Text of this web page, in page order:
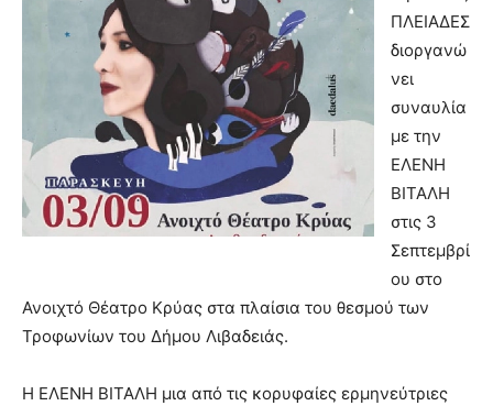
ΠΛΕΙΑΔΕΣ
διοργανώ
νει
συναυλία
με την
ΕΛΕΝΗ
ΒΙΤΑΛΗ
στις 3
Σεπτεμβρί
ου στο
Ανοιχτό Θέατρο Κρύας στα πλαίσια του θεσμού των
Τροφωνίων του Δήμου Λιβαδειάς.
Η ΕΛΕΝΗ ΒΙΤΑΛΗ μια από τις κορυφαίες ερμηνεύτριες